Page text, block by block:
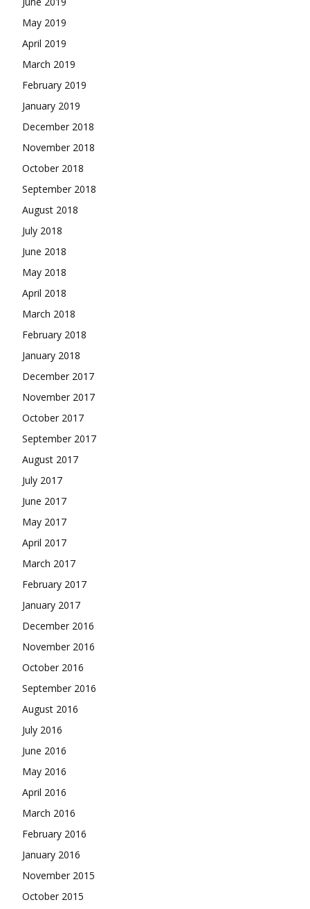
May 2019
April 2019
March 2019
February 2019
January 2019
December 2018
November 2018
October 2018
September 2018
August 2018
July 2018
June 2018
May 2018
April 2018
March 2018
February 2018
January 2018
December 2017
November 2017
October 2017
September 2017
August 2017
July 2017
June 2017
May 2017
April 2017
March 2017
February 2017
January 2017
December 2016
November 2016
October 2016
September 2016
August 2016
July 2016
June 2016
May 2016
April 2016
March 2016
February 2016
January 2016
November 2015
October 2015